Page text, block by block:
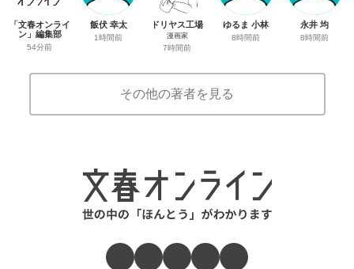
「文春オンライ
ン」編集部
54分前
飯伏 幸太
1時間前
ドリヤス工場
漫画家
7時間前
ゆるま 小林
8時間前
永井 均
8時間前
その他の著者を見る